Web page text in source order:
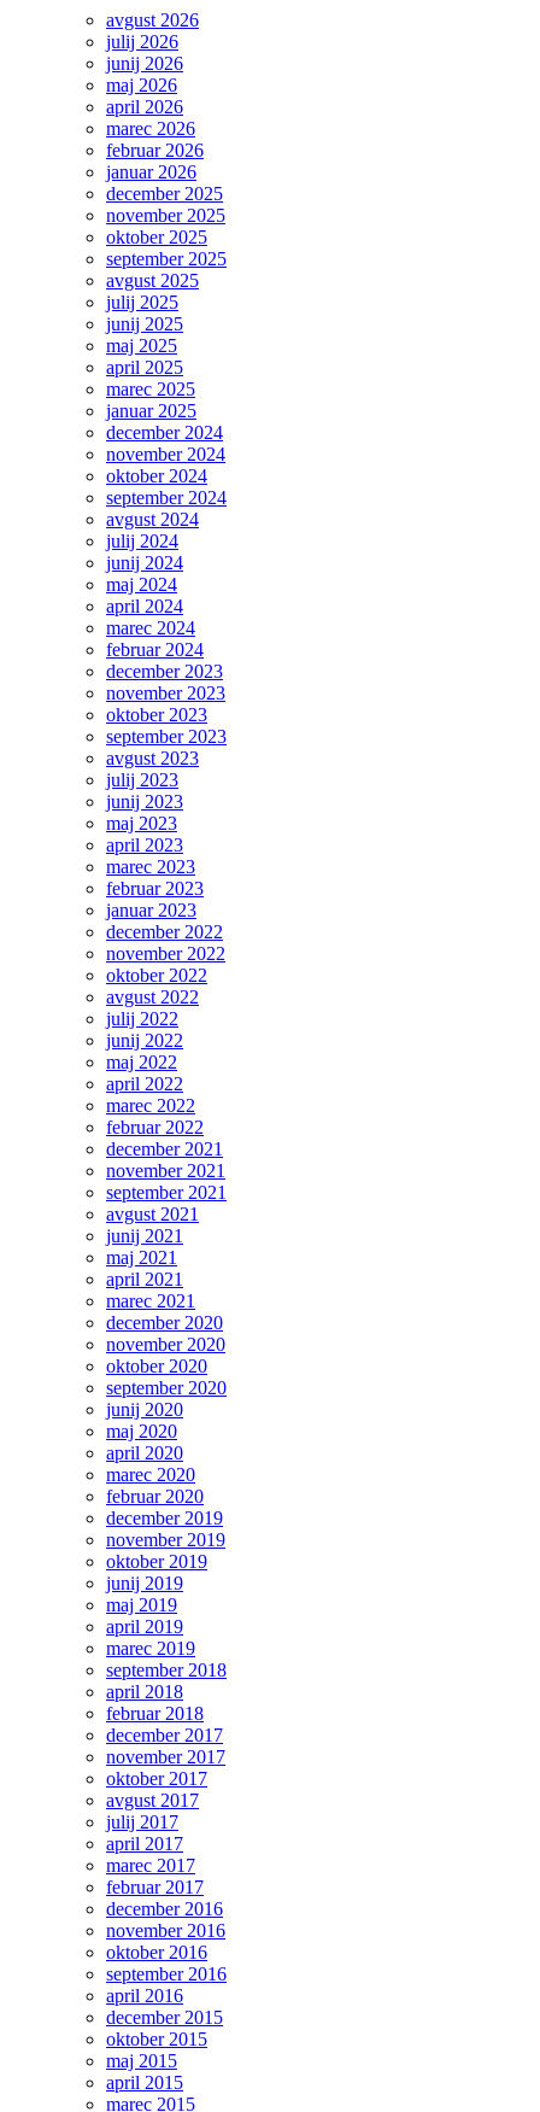
avgust 2026
julij 2026
junij 2026
maj 2026
april 2026
marec 2026
februar 2026
januar 2026
december 2025
november 2025
oktober 2025
september 2025
avgust 2025
julij 2025
junij 2025
maj 2025
april 2025
marec 2025
januar 2025
december 2024
november 2024
oktober 2024
september 2024
avgust 2024
julij 2024
junij 2024
maj 2024
april 2024
marec 2024
februar 2024
december 2023
november 2023
oktober 2023
september 2023
avgust 2023
julij 2023
junij 2023
maj 2023
april 2023
marec 2023
februar 2023
januar 2023
december 2022
november 2022
oktober 2022
avgust 2022
julij 2022
junij 2022
maj 2022
april 2022
marec 2022
februar 2022
december 2021
november 2021
september 2021
avgust 2021
junij 2021
maj 2021
april 2021
marec 2021
december 2020
november 2020
oktober 2020
september 2020
junij 2020
maj 2020
april 2020
marec 2020
februar 2020
december 2019
november 2019
oktober 2019
junij 2019
maj 2019
april 2019
marec 2019
september 2018
april 2018
februar 2018
december 2017
november 2017
oktober 2017
avgust 2017
julij 2017
april 2017
marec 2017
februar 2017
december 2016
november 2016
oktober 2016
september 2016
april 2016
december 2015
oktober 2015
maj 2015
april 2015
marec 2015